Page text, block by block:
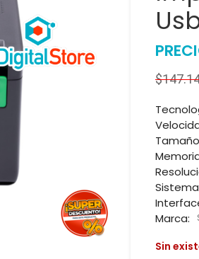
$
Marca:
Sin